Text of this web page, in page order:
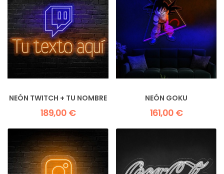
NEÓN TWITCH + TU NOMBRE
189,00 €
NEÓN GOKU
161,00 €